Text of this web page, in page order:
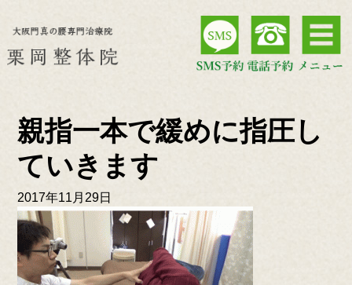
親指一本で緩めに指圧し
ていきます
2017年11月29日